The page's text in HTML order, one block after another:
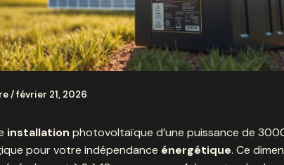
/février 21, 2026
installation photovoltaïque d’une puissance de
pour votre indépendance énergétique. Ce